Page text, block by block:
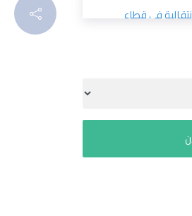
جهود متواصلة لتدبير المرحلة